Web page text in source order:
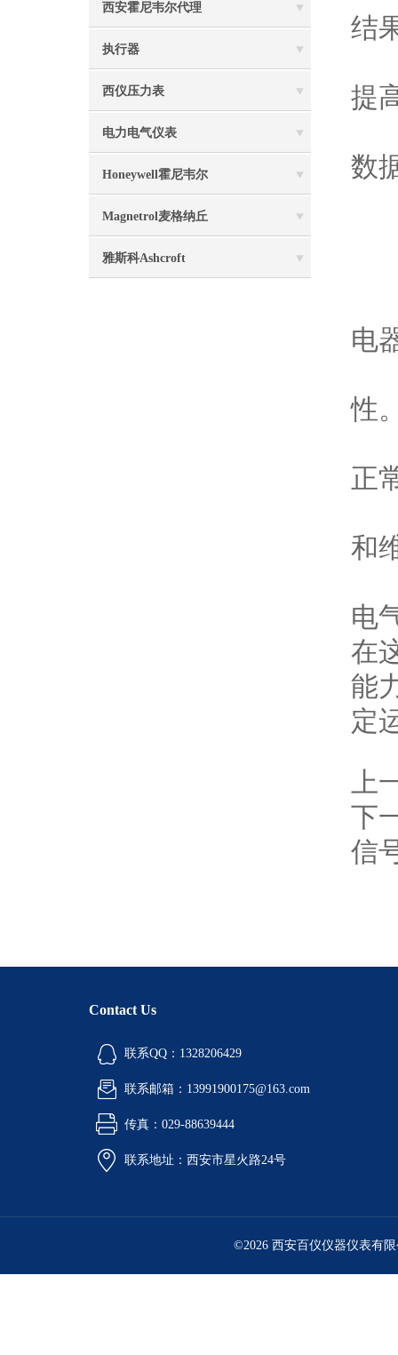
西安霍尼韦尔代理
执行器
西仪压力表
电力电气仪表
Honeywell霍尼韦尔
Magnetrol麦格纳丘
雅斯科Ashcroft
结
提
数
电
性
正
和
电
在
能
定
上
下
信
Contact Us
联系QQ：1328206429
联系邮箱：13991900175@163.com
传真：029-88639444
联系地址：西安市星火路24号
©2026 西安百仪仪器仪表有